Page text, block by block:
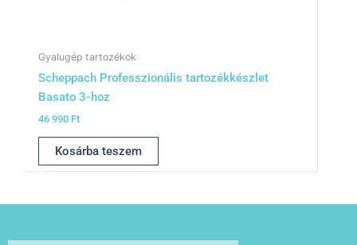
Gyalugép tartozékok
Scheppach Professzionális tartozékkészlet
Basato 3-hoz
46 990 Ft
Kosárba teszem